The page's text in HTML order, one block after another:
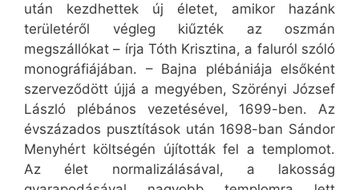
után kezdhettek új életet, amikor hazánk
területéről végleg kiűzték az oszmán
megszállókat – írja Tóth Krisztina, a faluról szóló
monográfiájában. – Bajna plébániája elsőként
szerveződött újjá a megyében, Szörényi József
László plébános vezetésével, 1699-ben. Az
évszázados pusztítások után 1698-ban Sándor
Menyhért költségén újították fel a templomot.
Az élet normalizálásával, a lakosság